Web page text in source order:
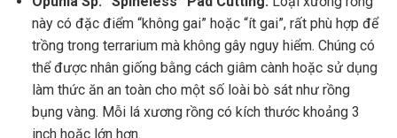
này có đặc điểm “không gai” hoặc “ít gai”, rất phù hợp để
trồng trong terrarium mà không gây nguy hiểm. Chúng có
thể được nhân giống bằng cách giâm cành hoặc sử dụng
làm thức ăn an toàn cho một số loài bò sát như rồng
bụng vàng. Mỗi lá xương rồng có kích thước khoảng 3
inch hoặc lớn hơn.